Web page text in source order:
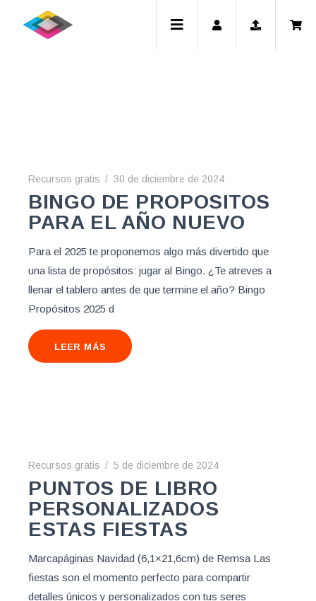
Recursos gratis 30 de diciembre de 2024
BINGO DE PROPOSITOS
PARA EL AÑO NUEVO
Para el 2025 te proponemos algo más divertido que
una lista de propósitos: jugar al Bingo. ¿Te atreves a
llenar el tablero antes de que termine el año? Bingo
Propósitos 2025 d
LEER MÁS
Recursos gratis 5 de diciembre de 2024
PUNTOS DE LIBRO
PERSONALIZADOS
ESTAS FIESTAS
Marcapáginas Navidad (6,1×21,6cm) de Remsa Las
fiestas son el momento perfecto para compartir
detalles únicos y personalizados con tus seres